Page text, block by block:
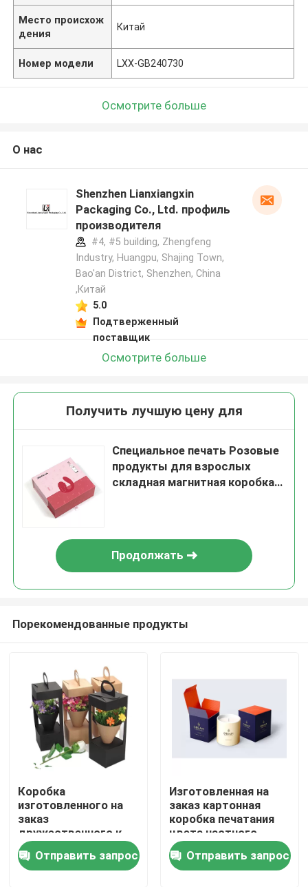
Домой
Продукты
Место происхож
дения
Китай
Номер модели LXX-GB240730
Осмотрите больше
О нас
Shenzhen Lianxiangxin
Packaging Co., Ltd. профиль
производителя
#4, #5 building, Zhengfeng
Industry, Huangpu, Shajing Town,
Bao'an District, Shenzhen, China
,Китай
5.0
Подтверженный
поставщик
Осмотрите больше
Получить лучшую цену для
Специальное печать Розовые
продукты для взрослых
складная магнитная коробка
Продолжать
Порекомендованные продукты
Коробка
изготовленного на
заказ
дружественного к
Эко цветка
Валентайн
упаковывая для
Отправить запрос
Изготовленная на
заказ картонная
коробка печатания
цвета частного
бренда складная для
свечиОтправить запрос